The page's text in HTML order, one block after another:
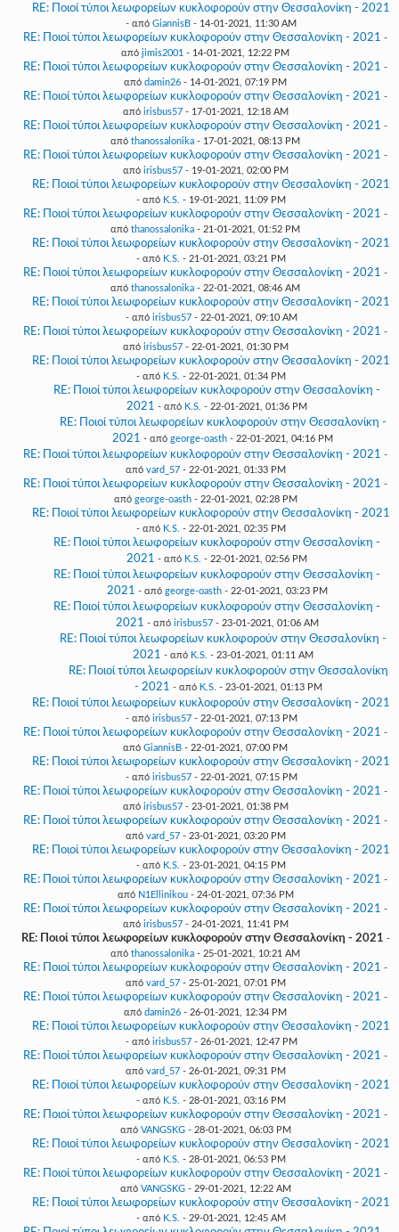
RE: Ποιοί τύποι λεωφορείων κυκλοφορούν στην Θεσσαλονίκη - 2021
- από GiannisB - 14-01-2021, 11:30 AM
RE: Ποιοί τύποι λεωφορείων κυκλοφορούν στην Θεσσαλονίκη - 2021 -
από jimis2001 - 14-01-2021, 12:22 PM
RE: Ποιοί τύποι λεωφορείων κυκλοφορούν στην Θεσσαλονίκη - 2021 -
από damin26 - 14-01-2021, 07:19 PM
RE: Ποιοί τύποι λεωφορείων κυκλοφορούν στην Θεσσαλονίκη - 2021 -
από irisbus57- 17-01-2021, 12:18 AM
RE: Ποιοί τύποι λεωφορείων κυκλοφορούν στην Θεσσαλονίκη - 2021 -
από thanossalonika - 17-01-2021, 08:13 PM
RE: Ποιοί τύποι λεωφορείων κυκλοφορούν στην Θεσσαλονίκη - 2021 -
από irisbus57- 19-01-2021, 02:00 PM
RE: Ποιοί τύποι λεωφορείων κυκλοφορούν στην Θεσσαλονίκη - 2021
- από K.S. - 19-01-2021, 11:09 PM
RE: Ποιοί τύποι λεωφορείων κυκλοφορούν στην Θεσσαλονίκη - 2021 -
από thanossalonika - 21-01-2021, 01:52 PM
RE: Ποιοί τύποι λεωφορείων κυκλοφορούν στην Θεσσαλονίκη - 2021
- από K.S. - 21-01-2021, 03:21 PM
RE: Ποιοί τύποι λεωφορείων κυκλοφορούν στην Θεσσαλονίκη - 2021 -
από thanossalonika - 22-01-2021, 08:46 AM
RE: Ποιοί τύποι λεωφορείων κυκλοφορούν στην Θεσσαλονίκη - 2021
- από irisbus57- 22-01-2021, 09:10 AM
RE: Ποιοί τύποι λεωφορείων κυκλοφορούν στην Θεσσαλονίκη - 2021 -
από irisbus57- 22-01-2021, 01:30 PM
RE: Ποιοί τύποι λεωφορείων κυκλοφορούν στην Θεσσαλονίκη - 2021
- από K.S. - 22-01-2021, 01:34 PM
RE: Ποιοί τύποι λεωφορείων κυκλοφορούν στην Θεσσαλονίκη -
2021 - από K.S. - 22-01-2021, 01:36 PM
RE: Ποιοί τύποι λεωφορείων κυκλοφορούν στην Θεσσαλονίκη -
2021 - από george-oasth - 22-01-2021, 04:16 PM
RE: Ποιοί τύποι λεωφορείων κυκλοφορούν στην Θεσσαλονίκη - 2021 -
από vard_57- 22-01-2021, 01:33 PM
RE: Ποιοί τύποι λεωφορείων κυκλοφορούν στην Θεσσαλονίκη - 2021 -
από george-oasth- 22-01-2021, 02:28 PM
RE: Ποιοί τύποι λεωφορείων κυκλοφορούν στην Θεσσαλονίκη - 2021
- από K.S. - 22-01-2021, 02:35 PM
RE: Ποιοί τύποι λεωφορείων κυκλοφορούν στην Θεσσαλονίκη -
2021 - από K.S. - 22-01-2021, 02:56 PM
RE: Ποιοί τύποι λεωφορείων κυκλοφορούν στην Θεσσαλονίκη -
2021 - από george-oasth- 22-01-2021, 03:23 PM
RE: Ποιοί τύποι λεωφορείων κυκλοφορούν στην Θεσσαλονίκη -
2021 - από irisbus57- 23-01-2021, 01:06 AM
RE: Ποιοί τύποι λεωφορείων κυκλοφορούν στην Θεσσαλονίκη -
2021 - από K.S. - 23-01-2021, 01:11 AM
RE: Ποιοί τύποι λεωφορείων κυκλοφορούν στην Θεσσαλονίκη
- 2021 - από K.S. - 23-01-2021, 01:13 PM
RE: Ποιοί τύποι λεωφορείων κυκλοφορούν στην Θεσσαλονίκη - 2021
- από irisbus57- 22-01-2021, 07:13 PM
RE: Ποιοί τύποι λεωφορείων κυκλοφορούν στην Θεσσαλονίκη - 2021 -
από GiannisB - 22-01-2021, 07:00 PM
RE: Ποιοί τύποι λεωφορείων κυκλοφορούν στην Θεσσαλονίκη - 2021
- από irisbus57- 22-01-2021, 07:15 PM
RE: Ποιοί τύποι λεωφορείων κυκλοφορούν στην Θεσσαλονίκη - 2021 -
από irisbus57- 23-01-2021, 01:38 PM
RE: Ποιοί τύποι λεωφορείων κυκλοφορούν στην Θεσσαλονίκη - 2021 -
από vard_57- 23-01-2021, 03:20 PM
RE: Ποιοί τύποι λεωφορείων κυκλοφορούν στην Θεσσαλονίκη - 2021
- από K.S. - 23-01-2021, 04:15 PM
RE: Ποιοί τύποι λεωφορείων κυκλοφορούν στην Θεσσαλονίκη - 2021 -
από N1Ellinikou- 24-01-2021, 07:36 PM
RE: Ποιοί τύποι λεωφορείων κυκλοφορούν στην Θεσσαλονίκη - 2021 -
από irisbus57- 24-01-2021, 11:41 PM
RE: Ποιοί τύποι λεωφορείων κυκλοφορούν στην Θεσσαλονίκη - 2021 -
από thanossalonika - 25-01-2021, 10:21 AM
RE: Ποιοί τύποι λεωφορείων κυκλοφορούν στην Θεσσαλονίκη - 2021 -
από vard_57- 25-01-2021, 07:01 PM
RE: Ποιοί τύποι λεωφορείων κυκλοφορούν στην Θεσσαλονίκη - 2021 -
από damin26 - 26-01-2021, 12:34 PM
RE: Ποιοί τύποι λεωφορείων κυκλοφορούν στην Θεσσαλονίκη - 2021
- από irisbus57- 26-01-2021, 12:47 PM
RE: Ποιοί τύποι λεωφορείων κυκλοφορούν στην Θεσσαλονίκη - 2021 -
από vard_57- 26-01-2021, 09:31 PM
RE: Ποιοί τύποι λεωφορείων κυκλοφορούν στην Θεσσαλονίκη - 2021
- από K.S. - 28-01-2021, 03:16 PM
RE: Ποιοί τύποι λεωφορείων κυκλοφορούν στην Θεσσαλονίκη - 2021 -
από VANGSKG- 28-01-2021, 06:03 PM
RE: Ποιοί τύποι λεωφορείων κυκλοφορούν στην Θεσσαλονίκη - 2021
- από K.S. - 28-01-2021, 06:53 PM
RE: Ποιοί τύποι λεωφορείων κυκλοφορούν στην Θεσσαλονίκη - 2021 -
από VANGSKG- 29-01-2021, 12:22 AM
RE: Ποιοί τύποι λεωφορείων κυκλοφορούν στην Θεσσαλονίκη - 2021
- από K.S. - 29-01-2021, 12:45 AM